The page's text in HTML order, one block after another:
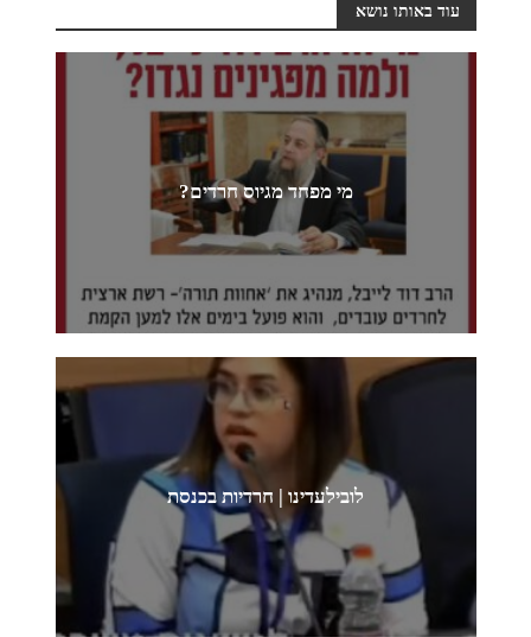
עוד באותו נושא
מי מפחד מגיוס חרדים?
לובילעדינו | חרדיות בכנסת